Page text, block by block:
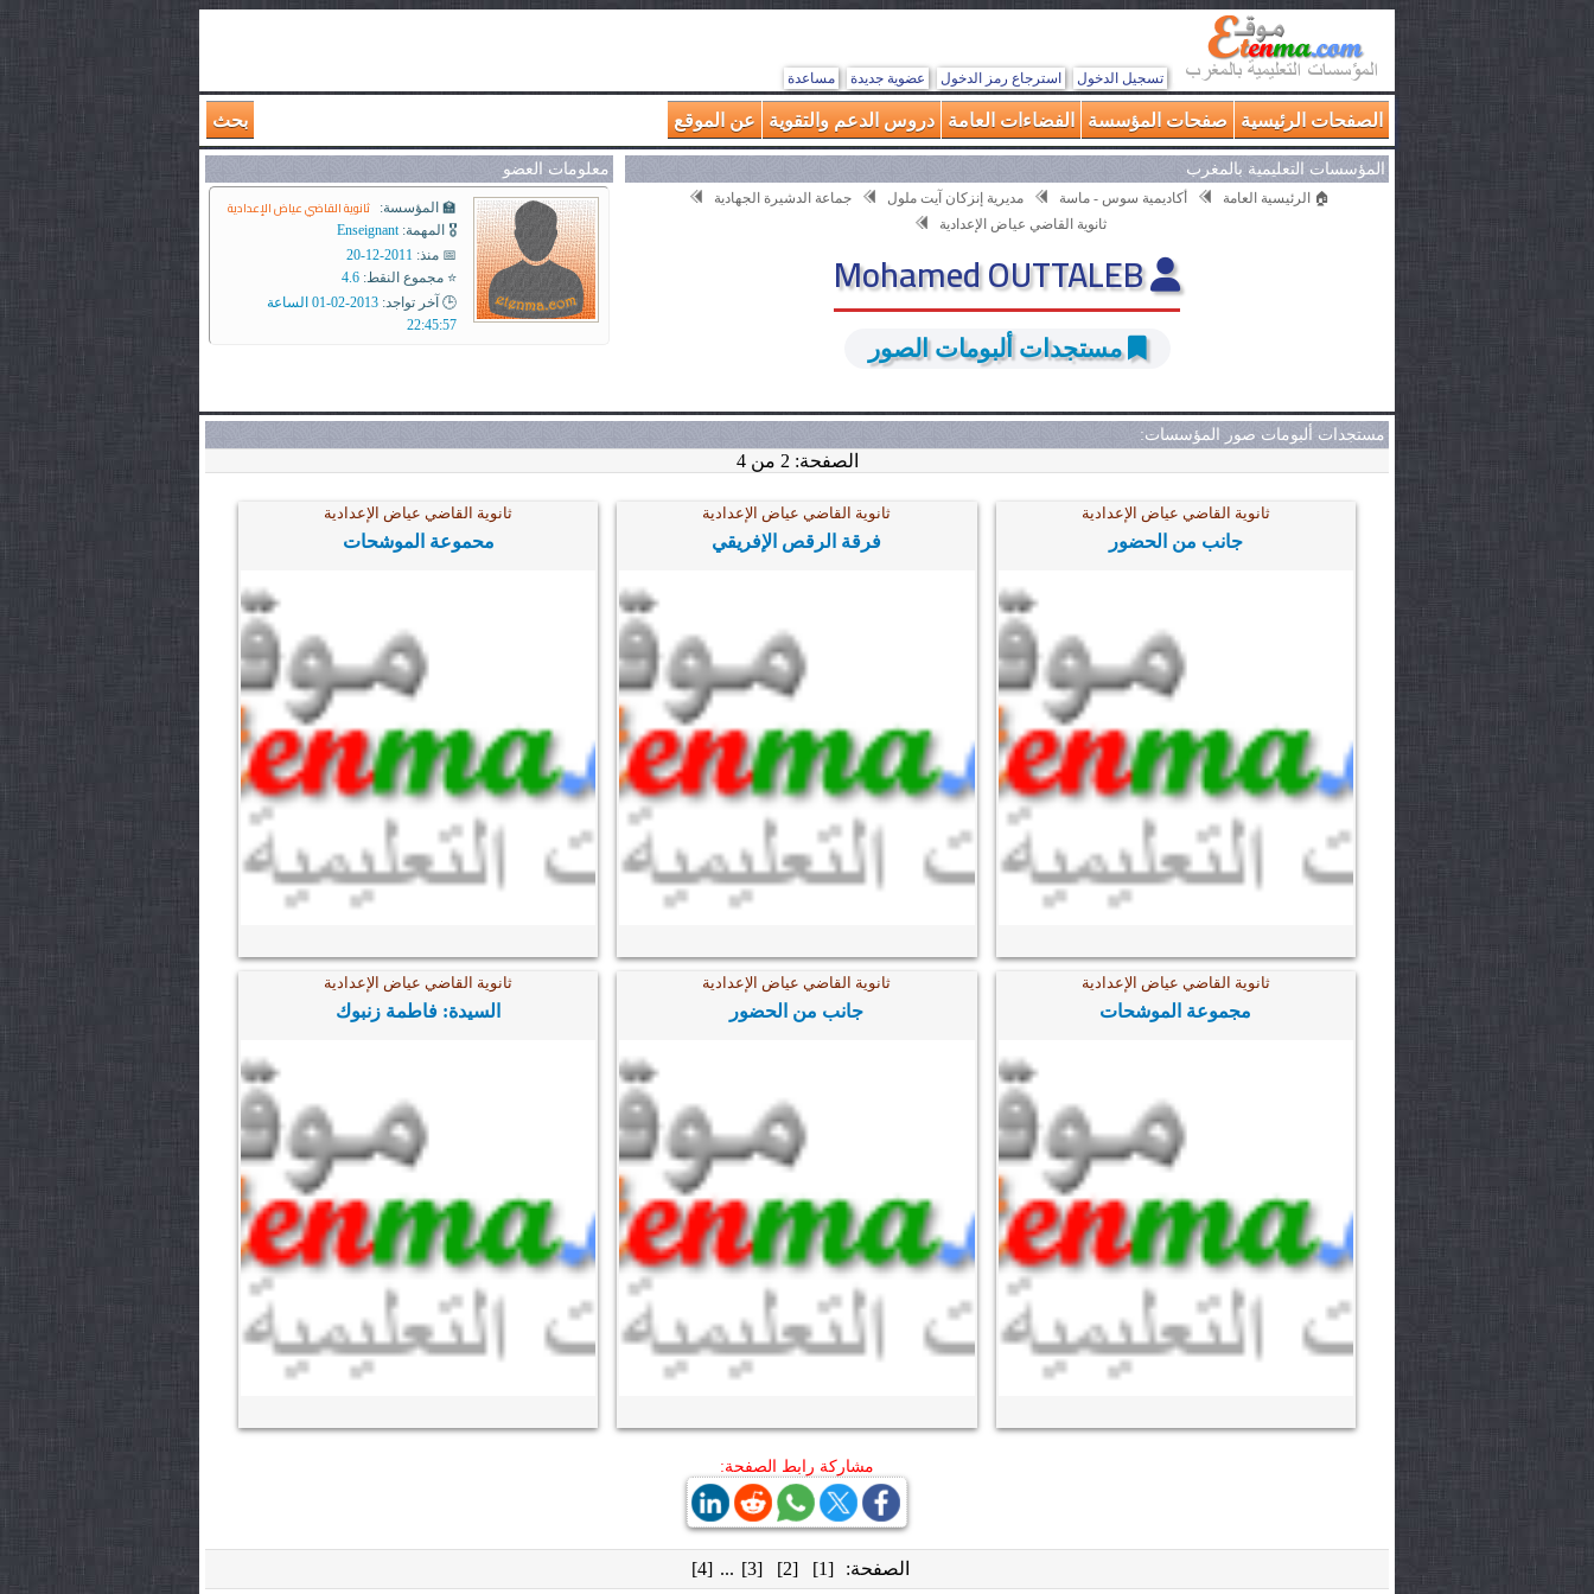
تسجيل الدخول استرجاع رمز الدخول عضوية جديدة مساعدة
الصفحات الرئيسية صفحات المؤسسة الفضاءات العامة دروس الدعم والتقوية عن الموقع بحث
المؤسسات التعليمية بالمغرب
🏠 الرئيسية العامة أكاديمية سوس - ماسة مديرية إنزكان آيت ملول
جماعة الدشيرة الجهادية
ثانوية القاضي عياض الإعدادية
Mohamed OUTTALEB
مستجدات ألبومات الصور
معلومات العضو
🏫 المؤسسة: ثانوية القاضي عياض الإعدادية
🎖️ المهمة: Enseignant
📅 منذ: 2011-12-20
⭐ مجموع النقط: 4.6
🕒 آخر تواجد:
2013-02-01 الساعة
22:45:57
مستجدات ألبومات صور المؤسسات:
الصفحة: 2 من 4
ثانوية القاضي عياض الإعدادية
جانب من الحضور
ثانوية القاضي عياض الإعدادية
فرقة الرقص الإفريقي
ثانوية القاضي عياض الإعدادية
محموعة الموشحات
ثانوية القاضي عياض الإعدادية
مجموعة الموشحات
ثانوية القاضي عياض الإعدادية
جانب من الحضور
ثانوية القاضي عياض الإعدادية
السيدة: فاطمة زنبوك
مشاركة رابط الصفحة:
الصفحة: [1]
[2]
[3]
...
[4]